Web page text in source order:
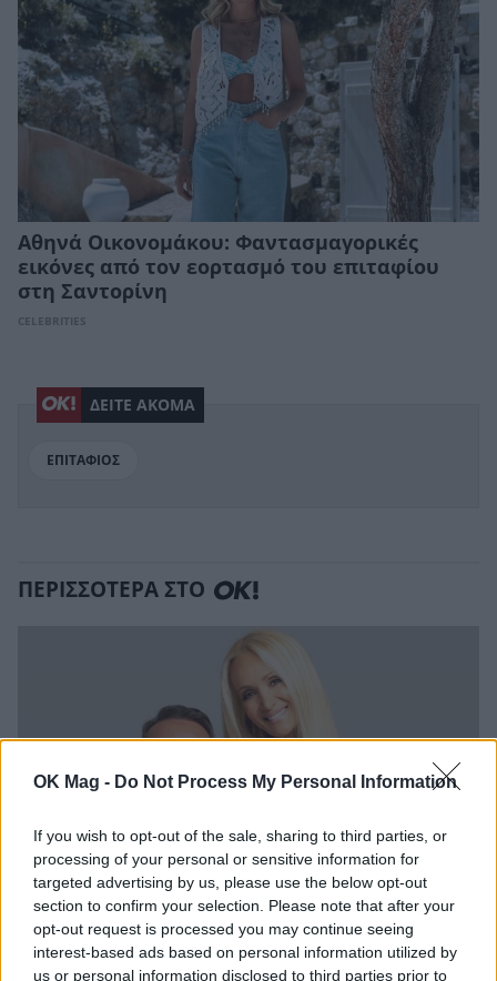
OK Mag - Do Not Process My Personal Information
If you wish to opt-out of the sale, sharing to third parties, or
processing of your personal or sensitive information for
targeted advertising by us, please use the below opt-out
section to confirm your selection. Please note that after your
opt-out request is processed you may continue seeing
interest-based ads based on personal information utilized by
us or personal information disclosed to third parties prior to
Αθηνά Οικονομάκου: Φαντασμαγορικές
εικόνες από τον εορτασμό του επιταφίου
στη Σαντορίνη
CELEBRITIES
ΔΕΙΤΕ ΑΚΟΜΑ
ΕΠΙΤΑΦΙΟΣ
ΠΕΡΙΣΣΟΤΕΡΑ ΣΤΟ
Γρηγόρης Γκουντάρας: Το χιουμοριστικό
βίντεο και η συμβουλή στους παντρεμένους
CELEBRITIES